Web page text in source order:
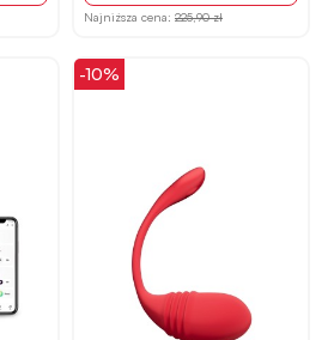
Najniższa cena: 225,90 zł
-10%